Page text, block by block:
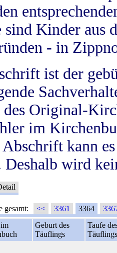
sind Kinder aus
- in
ist der
Original-
im
kann
Deshalb wird
gesamt: << 3361 3364
Geburt des
Täuflings
Taufe
Täuflings